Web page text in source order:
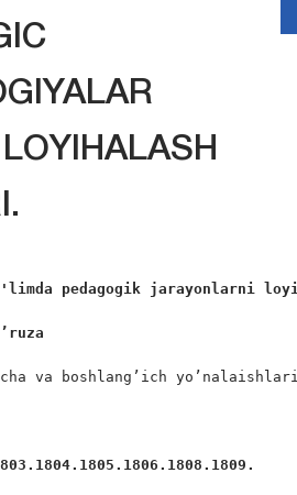
pedagogik jarayonlarni
va boshlang’ich